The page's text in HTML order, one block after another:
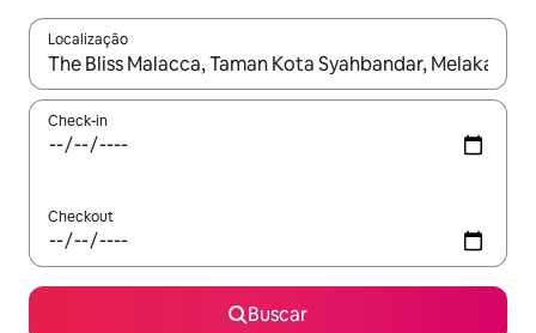
Localização
Quando os resultados estiverem disponíveis, explore-os
Check-in
Checkout
Buscar